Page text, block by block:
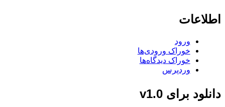
اطلاعات
ورود
خوراک ورودی‌ها
خوراک دیدگاه‌ها
وردپرس
دانلود برای v1.0